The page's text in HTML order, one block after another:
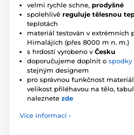
velmi rychle schne, prodyšné
spolehlivě reguluje tělesnou
teplotách
materiál testován v extrémních
Himalájích (přes 8000 m n. m.)
s hrdostí vyrobeno v Česku
doporučujeme doplnit o spodky
stejným designem
pro správnou funkčnost
velikost přiléhavou na tělo,
naleznete zde
Více informací ›